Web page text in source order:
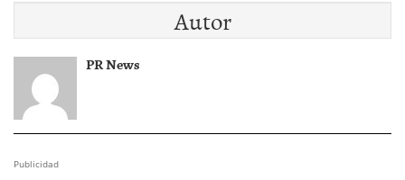
Autor
PR News
Publicidad